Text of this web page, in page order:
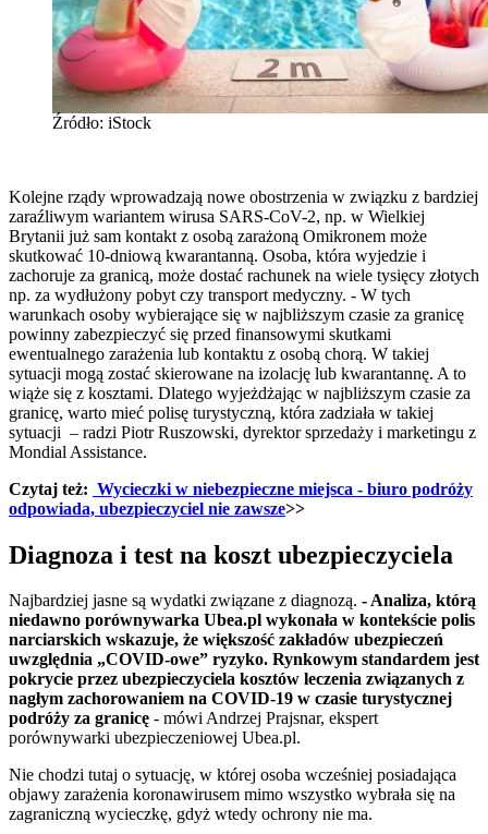
Źródło: iStock
Kolejne rządy wprowadzają nowe obostrzenia w związku z bardziej
zaraźliwym wariantem wirusa SARS-CoV-2, np. w Wielkiej
Brytanii już sam kontakt z osobą zarażoną Omikronem może
skutkować 10-dniową kwarantanną. Osoba, która wyjedzie i
zachoruje za granicą, może dostać rachunek na wiele tysięcy złotych
np. za wydłużony pobyt czy transport medyczny. - W tych
warunkach osoby wybierające się w najbliższym czasie za granicę
powinny zabezpieczyć się przed finansowymi skutkami
ewentualnego zarażenia lub kontaktu z osobą chorą. W takiej
sytuacji mogą zostać skierowane na izolację lub kwarantannę. A to
wiąże się z kosztami. Dlatego wyjeżdżając w najbliższym czasie za
granicę, warto mieć polisę turystyczną, która zadziała w takiej
sytuacji – radzi Piotr Ruszowski, dyrektor sprzedaży i marketingu z
Mondial Assistance.
Czytaj też: Wycieczki w niebezpieczne miejsca - biuro podróży
odpowiada, ubezpieczyciel nie zawsze>>
Diagnoza i test na koszt ubezpieczyciela
Najbardziej jasne są wydatki związane z diagnozą. - Analiza, którą
niedawno porównywarka Ubea.pl wykonała w kontekście polis
narciarskich wskazuje, że większość zakładów ubezpieczeń
uwzględnia „COVID-owe” ryzyko. Rynkowym standardem jest
pokrycie przez ubezpieczyciela kosztów leczenia związanych z
nagłym zachorowaniem na COVID-19 w czasie turystycznej
podróży za granicę - mówi Andrzej Prajsnar, ekspert
porównywarki ubezpieczeniowej Ubea.pl.
Nie chodzi tutaj o sytuację, w której osoba wcześniej posiadająca
objawy zarażenia koronawirusem mimo wszystko wybrała się na
zagraniczną wycieczkę, gdyż wtedy ochrony nie ma.